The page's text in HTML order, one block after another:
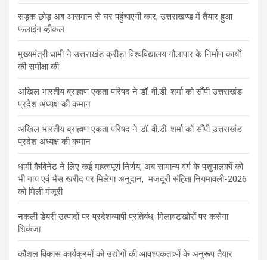
सड़क छोड़ अब आसमान से घर पहुंचाएगी कार, उत्तराखण्ड में तैयार हुआ
फलाइंग व्हीकल
मुख्यमंत्री धामी ने उत्तराखंड क्रीड़ा विश्वविद्यालय गौलापार के निर्माण कार्यों
की समीक्षा की
अखिल भारतीय ब्राह्मण एकता परिषद ने डॉ. वी.डी. शर्मा को सौंपी उत्तराखंड
प्रदेश अध्यक्ष की कमान
अखिल भारतीय ब्राह्मण एकता परिषद ने डॉ. वी.डी. शर्मा को सौंपी उत्तराखंड
प्रदेश अध्यक्ष की कमान
धामी कैबिनेट ने लिए कई महत्वपूर्ण निर्णय, अब सामान्य वर्ग के पशुपालकों को
भी गाय एवं भैंस खरीद पर मिलेगा अनुदान, मजदूरी संहिता नियमावली-2026
को मिली मंजूरी
नकली डेयरी उत्पादों पर प्रदेशव्यापी प्रतिबंध, मिलावटखोरों पर कसेगा
शिकंजा
कौशल विकास कार्यक्रमों को उद्योगों की आवश्यकताओं के अनुरूप तैयार